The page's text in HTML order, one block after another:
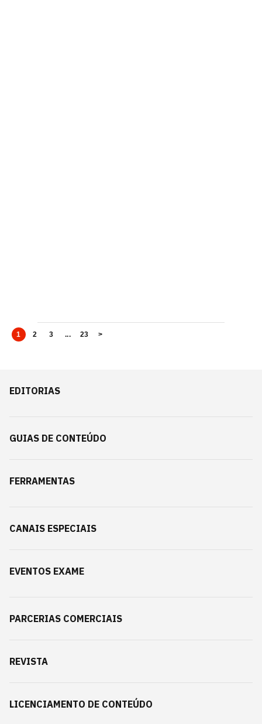
1 2 3 ... 23 >
EDITORIAS
GUIAS DE CONTEÚDO
FERRAMENTAS
CANAIS ESPECIAIS
EVENTOS EXAME
PARCERIAS COMERCIAIS
REVISTA
LICENCIAMENTO DE CONTEÚDO